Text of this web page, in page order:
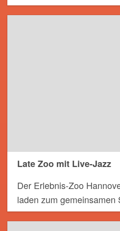
Late Zoo mit Live-Jazz
Der Erlebnis-Zoo
laden zum gemeinsamen